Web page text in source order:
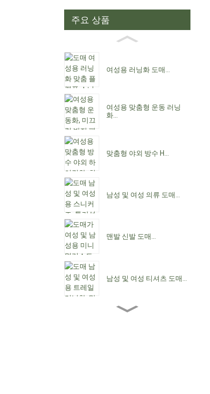
주요 상품
여성용 러닝화 도매...
여성용 맞춤형 운동 러닝
화...
맞춤형 야외 방수 H...
남성 및 여성 의류 도매...
맨발 신발 도매...
남성 및 여성 티셔츠 도매...